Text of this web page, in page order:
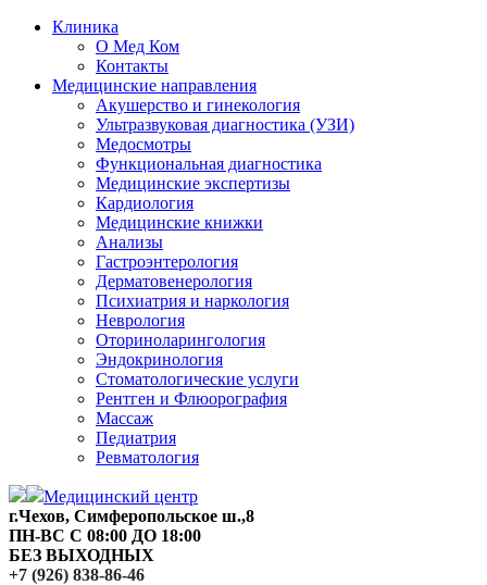
Клиника
О Мед Ком
Контакты
Медицинские направления
Акушерство и гинекология
Ультразвуковая диагностика (УЗИ)
Медосмотры
Функциональная диагностика
Медицинские экспертизы
Кардиология
Медицинские книжки
Анализы
Гастроэнтерология
Дерматовенерология
Психиатрия и наркология
Неврология
Оториноларингология
Эндокринология
Стоматологические услуги
Рентген и Флюорография
Массаж
Педиатрия
Ревматология
Медицинский центр
г.Чехов, Симферопольское ш.,8
ПН-ВС С 08:00 ДО 18:00
БЕЗ ВЫХОДНЫХ
+7 (926) 838-86-46